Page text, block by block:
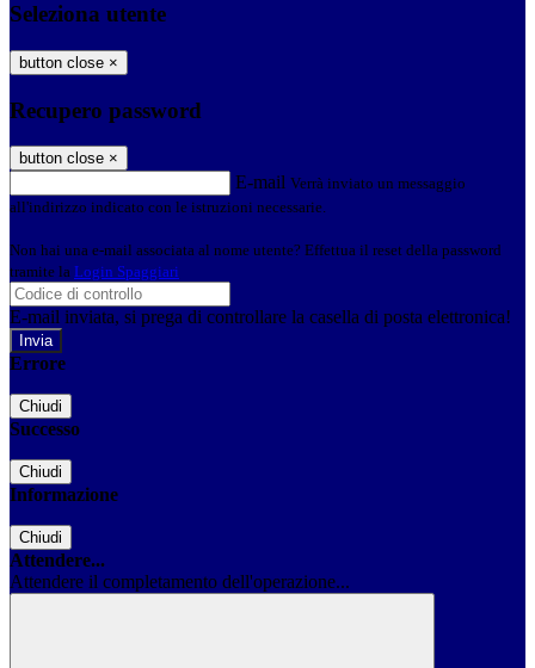
Seleziona utente
button close ×
Recupero password
button close ×
E-mail Verrà inviato un messaggio
all'indirizzo indicato con le istruzioni necessarie.
Non hai una e-mail associata al nome utente? Effettua il reset della password
tramite la Login Spaggiari
E-mail inviata, si prega di controllare la casella di posta elettronica!
Errore
Chiudi
Successo
Chiudi
Informazione
Chiudi
Attendere...
Attendere il completamento dell'operazione...